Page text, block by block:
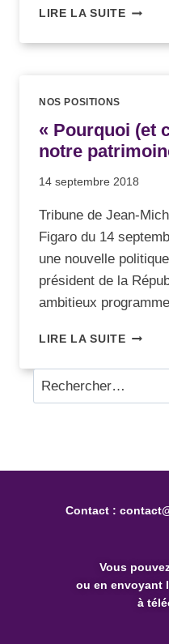
LIRE LA SUITE
NOS POSITIONS
« Pourquoi (et
notre
14 septembre 2018
Tribune de Jean-
Figaro du 14
une nouvelle
président de la
ambitieux
LIRE LA SUITE
Contact :
Vous
ou en envoyant
à